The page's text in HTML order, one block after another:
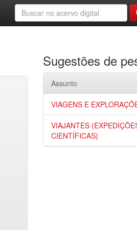
Sugestões de
Assunto
VIAGENS E
VIAJANTES
CIENTÍFICAS)